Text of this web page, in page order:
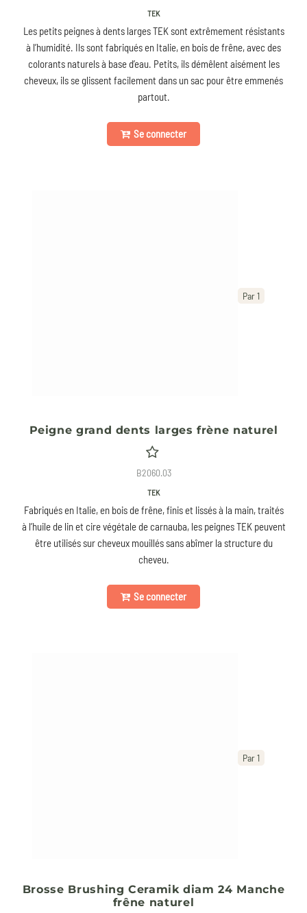
TEK
Les petits peignes à dents larges TEK sont extrêmement résistants
à l’humidité. Ils sont fabriqués en Italie, en bois de frêne, avec des
colorants naturels à base d’eau. Petits, ils démêlent aisément les
cheveux, ils se glissent facilement dans un sac pour être emmenés
partout.
Se connecter
Par 1
Peigne grand dents larges frène naturel
B2060.03
TEK
Fabriqués en Italie, en bois de frêne, finis et lissés à la main, traités
à l’huile de lin et cire végétale de carnauba, les peignes TEK peuvent
être utilisés sur cheveux mouillés sans abîmer la structure du
cheveu.
Se connecter
Par 1
Brosse Brushing Ceramik diam 24 Manche
frêne naturel